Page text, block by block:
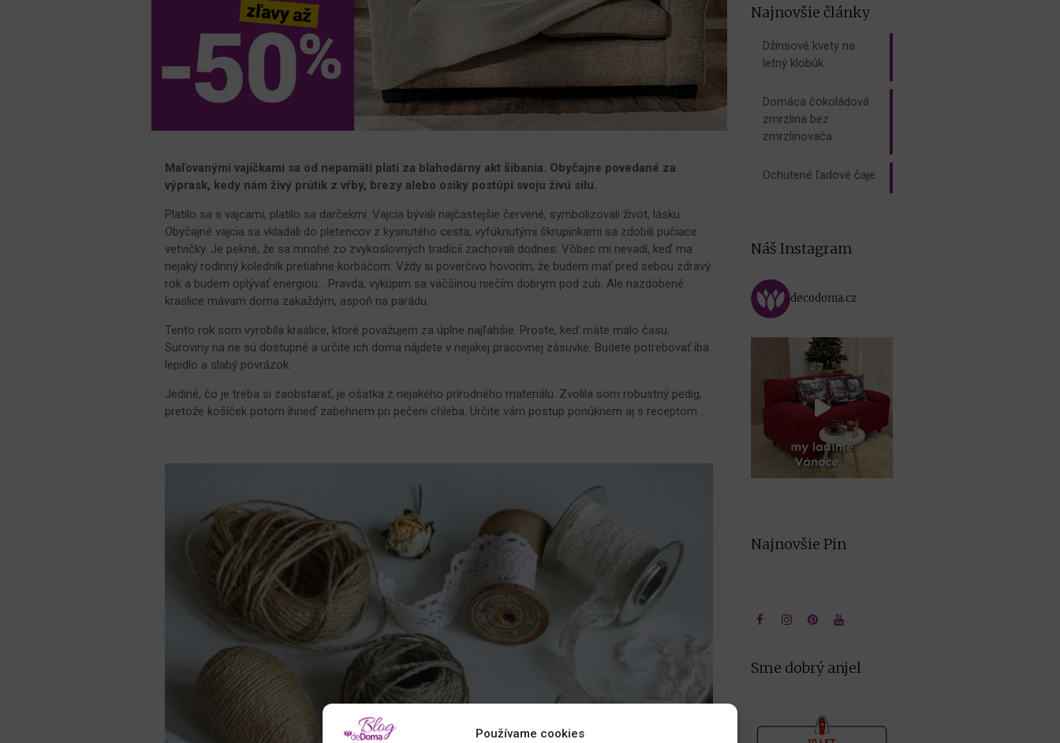
Používame cookies
Maľovanými vajíčkami sa od nepamäti platí za blahodárny akt šibania. Obyčajne povedané za
výprask, kedy nám živý prútik z vŕby, brezy alebo osiky postúpi svoju živú silu.
Platilo sa s vajcami, platilo sa darčekmi. Vajcia bývali najčastejšie červené, symbolizovali život, lásku.
Obyčajné vajcia sa vkladali do pletencov z kysnutého cesta, vyfúknutými škrupinkami sa zdobili pučiace
vetvičky. Je pekné, že sa mnohé zo zvykoslovných tradícií zachovali dodnes. Vôbec mi nevadí, keď ma
nejaký rodinný koledník pretiahne korbáčom. Vždy si poverčivo hovorím, že budem mať pred sebou zdravý
rok a budem oplývať energiou... Pravda, vykúpim sa väčšinou niečím dobrým pod zub. Ale nazdobené
kraslice mávam doma zakaždým, aspoň na parádu.
Tento rok som vyrobila kraslice, ktoré považujem za úplne najľahšie. Proste, keď máte málo času.
Suroviny na ne sú dostupné a určite ich doma nájdete v nejakej pracovnej zásuvke. Budete potrebovať iba
lepidlo a slabý povrázok.
Jediné, čo je treba si zaobstarať, je ošatka z nejakého prírodného materiálu. Zvolila som robustný pedig,
pretože košíček potom ihneď zabehnem pri pečení chleba. Určite vám postup ponúknem aj s receptom...
Najnovšie články
Džínsové kvety na
letný klobúk
Domáca čokoládová
zmrzlina bez
zmrzlinovača
Ochutené ľadové čaje
Náš Instagram
decodoma.cz
Najnovšie Pin
Sme dobrý anjel